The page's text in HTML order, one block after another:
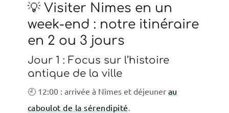
💡 Visiter Nimes en un
week-end : notre itinéraire
en 2 ou 3 jours
Jour 1 : Focus sur l’histoire
antique de la ville
🕘 12:00 : arrivée à Nîmes et déjeuner au
caboulot de la sérendipité